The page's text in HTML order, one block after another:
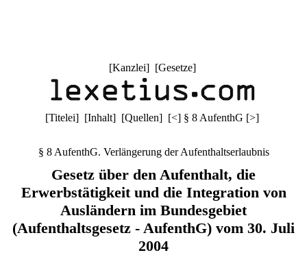
[Kanzlei] [Gesetze]
[Titelei] [Inhalt] [Quellen] [<] § 8 AufenthG [>]
§ 8 AufenthG. Verlängerung der Aufenthaltserlaubnis
Gesetz über den Aufenthalt, die
Erwerbstätigkeit und die Integration von
Ausländern im Bundesgebiet
(Aufenthaltsgesetz - AufenthG) vom 30. Juli
2004